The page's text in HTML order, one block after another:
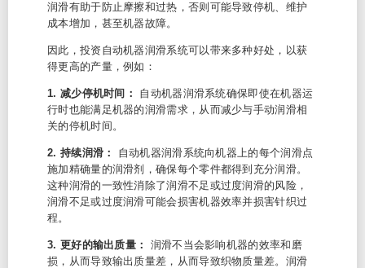
润滑有助于防止摩擦和过热，否则可能导致停机、维护
成本增加，甚至机器故障。
因此，投资自动机器润滑系统可以带来多种好处，以获
得更高的产量，例如：
1. 减少停机时间： 自动机器润滑系统确保即使在机器运
行时也能满足机器的润滑需求，从而减少与手动润滑相
关的停机时间。
2. 持续润滑：
自动机器润滑系统向机器上的每个润滑点
施加精确量的润滑剂，确保每个零件都得到充分润滑。
这种润滑的一致性消除了润滑不足或过度润滑的风险，
润滑不足或过度润滑可能会损害机器效率并损害针织过
程。
3. 更好的输出质量：
润滑不当会影响机器的效率和磨
损，从而导致输出质量差，从而导致织物质量差。润滑